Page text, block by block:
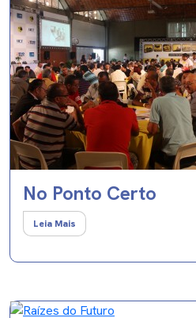
No Ponto Certo
Leia Mais